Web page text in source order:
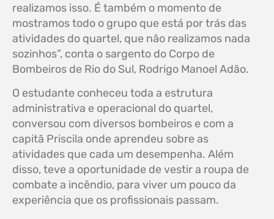
realizamos isso. É também o momento de
mostramos todo o grupo que está por trás das
atividades do quartel, que não realizamos nada
sozinhos”, conta o sargento do Corpo de
Bombeiros de Rio do Sul, Rodrigo Manoel Adão.
O estudante conheceu toda a estrutura
administrativa e operacional do quartel,
conversou com diversos bombeiros e com a
capitã Priscila onde aprendeu sobre as
atividades que cada um desempenha. Além
disso, teve a oportunidade de vestir a roupa de
combate a incêndio, para viver um pouco da
experiência que os profissionais passam.